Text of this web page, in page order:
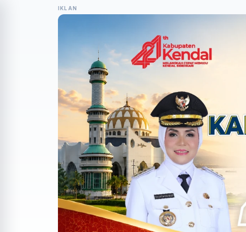
IKLAN